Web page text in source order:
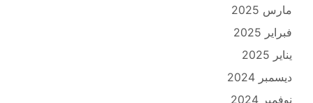
مارس 2025
فبراير 2025
يناير 2025
ديسمبر 2024
نوفمبر 2024